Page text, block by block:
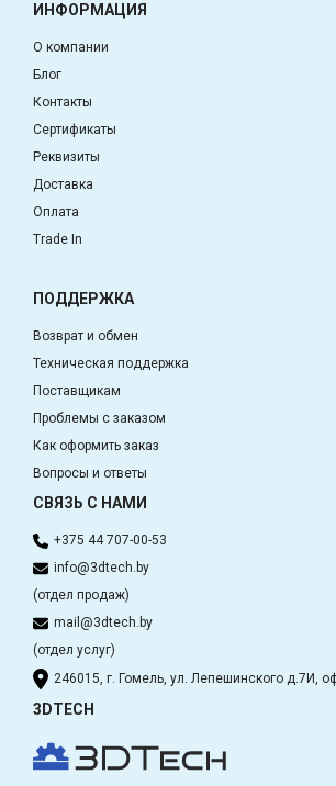
ИНФОРМАЦИЯ
О компании
Блог
Контакты
Сертификаты
Реквизиты
Доставка
Оплата
Trade In
ПОДДЕРЖКА
Возврат и обмен
Техническая поддержка
Поставщикам
Проблемы с заказом
Как оформить заказ
Вопросы и ответы
СВЯЗЬ С НАМИ
+375 44 707-00-53
info@3dtech.by
(отдел продаж)
mail@3dtech.by
(отдел услуг)
246015, г. Гомель, ул. Лепешинского д.7И,
3DTECH